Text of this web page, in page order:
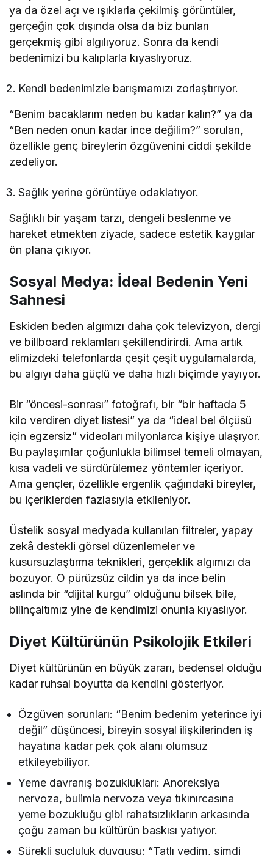
ya da özel açı ve ışıklarla çekilmiş görüntüler,
gerçeğin çok dışında olsa da biz bunları
gerçekmiş gibi algılıyoruz. Sonra da kendi
bedenimizi bu kalıplarla kıyaslıyoruz.
Kendi bedenimizle barışmamızı zorlaştırıyor.
“Benim bacaklarım neden bu kadar kalın?” ya da
“Ben neden onun kadar ince değilim?” soruları,
özellikle genç bireylerin özgüvenini ciddi şekilde
zedeliyor.
Sağlık yerine görüntüye odaklatıyor.
Sağlıklı bir yaşam tarzı, dengeli beslenme ve
hareket etmekten ziyade, sadece estetik kaygılar
ön plana çıkıyor.
Sosyal Medya: İdeal Bedenin Yeni
Sahnesi
Eskiden beden algımızı daha çok televizyon, dergi
ve billboard reklamları şekillendirirdi. Ama artık
elimizdeki telefonlarda çeşit çeşit uygulamalarda,
bu algıyı daha güçlü ve daha hızlı biçimde yayıyor.
Bir “öncesi-sonrası” fotoğrafı, bir “bir haftada 5
kilo verdiren diyet listesi” ya da “ideal bel ölçüsü
için egzersiz” videoları milyonlarca kişiye ulaşıyor.
Bu paylaşımlar çoğunlukla bilimsel temeli olmayan,
kısa vadeli ve sürdürülemez yöntemler içeriyor.
Ama gençler, özellikle ergenlik çağındaki bireyler,
bu içeriklerden fazlasıyla etkileniyor.
Üstelik sosyal medyada kullanılan filtreler, yapay
zekâ destekli görsel düzenlemeler ve
kusursuzlaştırma teknikleri, gerçeklik algımızı da
bozuyor. O pürüzsüz cildin ya da ince belin
aslında bir “dijital kurgu” olduğunu bilsek bile,
bilinçaltımız yine de kendimizi onunla kıyaslıyor.
Diyet Kültürünün Psikolojik Etkileri
Diyet kültürünün en büyük zararı, bedensel olduğu
kadar ruhsal boyutta da kendini gösteriyor.
Özgüven sorunları: “Benim bedenim yeterince iyi
değil” düşüncesi, bireyin sosyal ilişkilerinden iş
hayatına kadar pek çok alanı olumsuz
etkileyebiliyor.
Yeme davranış bozuklukları: Anoreksiya
nervoza, bulimia nervoza veya tıkınırcasına
yeme bozukluğu gibi rahatsızlıkların arkasında
çoğu zaman bu kültürün baskısı yatıyor.
Sürekli suçluluk duygusu: “Tatlı yedim, şimdi